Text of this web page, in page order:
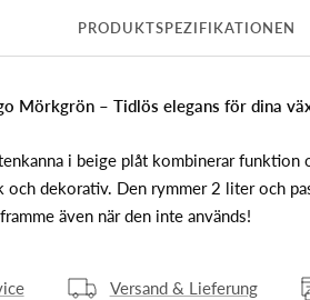
PRODUKTSPEZIFIKATIONEN
Mörkgrön – Tidlös elegans för dina
i beige plåt kombinerar funktion
och dekorativ. Den rymmer 2 liter och
även när den inte används!
Versand & Lieferung